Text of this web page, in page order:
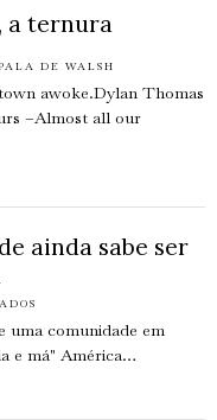
a ternura
DE WALSH
awoke.Dylan Thomas
–Almost all our
ainda sabe ser
uma comunidade em
e má" América…